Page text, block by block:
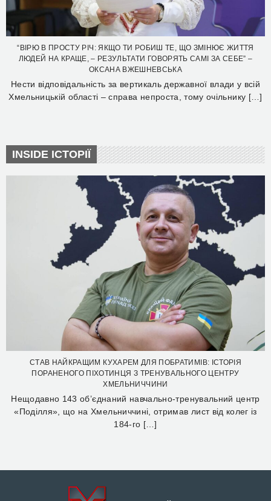
“ВІРЮ В ПРОСТУ РІЧ: ЯКЩО ТИ РОБИШ ТЕ, ЩО ЗМІНЮЄ ЖИТТЯ
ЛЮДЕЙ НА КРАЩЕ, – РЕЗУЛЬТАТИ ГОВОРЯТЬ САМІ ЗА СЕБЕ” –
ОКСАНА ВЖЕШНЕВСЬКА
Нести відповідальність за вертикаль державної влади у всій
Хмельницькій області – справа непроста, тому очільнику […]
INSIDE ІСТОРІЇ
СТАВ НАЙКРАЩИМ КУХАРЕМ ДЛЯ ПОБРАТИМІВ: ІСТОРІЯ
ПОРАНЕНОГО ПІХОТИНЦЯ З ТРЕНУВАЛЬНОГО ЦЕНТРУ
ХМЕЛЬНИЧЧИНИ
Нещодавно 143 об’єднаний навчально-тренувальний центр
«Поділля», що на Хмельниччині, отримав лист від колег із
184-го […]